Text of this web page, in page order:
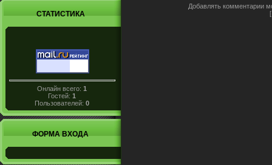
СТАТИСТИКА
Онлайн всего:1
Гостей:1
Пользователей:0
ФОРМА ВХОДА
Добавлять комментарии